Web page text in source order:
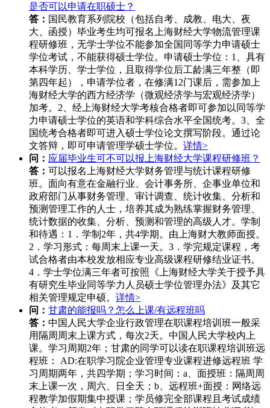
是否可以申请在职硕士？
答： 国民教育系列院校（包括自考、成教、电大、夜
大、函授）毕业考生均可报名上海财经大学物流管理课
程研修班，无学士学位不能参加全国同等学力申请硕士
学位考试，不能获得硕士学位。申请硕士学位：1、具有
本科学历、学士学位，且取得学位后工龄满三年整（即
第四年起），申请学位者，在修满12门课后，需参加上
海财经大学的西方经济学（微观经济学与宏观经济学）
加考。2、经上海财经大学考核合格者即可参加以同等学
力申请硕士学位的英语和学科综合水平全国统考。3、全
国统考合格者即可进入硕士学位论文撰写阶段。通过论
文答辩，即可申请管理学硕士学位。 详情>
问： 应届毕业生可不可以报上海财经大学课程研修班？
答： 可以报名上海财经大学财务管理与统计课程研修
班。面向有意在金融行业、会计事务所、企事业单位和
政府部门从事财务管理、审计调查、统计收集、分析和
预测管理工作的人士，培养其成为熟练掌握财务管理、
统计数据的收集、分析、预测和管理的高级人才。学制
和待遇：1．学制2年，共4学期。由上海财大教师面授。
2．学习形式：每周末上课一天。3．学完规定课程，考
试合格者由本校发放相应专业高级课程研修结业证书。
4．学士学位满三年者可按照《上海财经大学关于授予具
有研究生毕业同等学力人员硕士学位管理办法》及其它
相关管理规定申硕。 详情>
问： 甘肃的能报吗？怎么上课/有远程班吗
答： 中国人民大学企业行政管理在职课程培训班一般采
用隔周周末上课方式，每次2天。中国人民大学校内上
课。学习周期2年；甘肃的同学可以读在职课程培训班远
程班： AD:在职学习院企业管理专业课程进修远程班 学
习周期两年，共四学期；学习时间：a、面授班：隔周周
末上课一次，周六、日全天；b、远程班+面授：网络远
程教学加假期集中授课；学员修完全部课程且考试成绩